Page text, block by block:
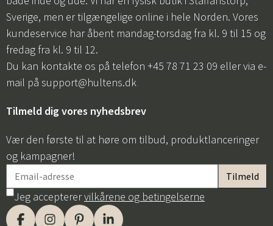
Sverige, men er tilgængelige online i hele Norden. Vores
kundeservice har åbent mandag-torsdag fra kl. 9 til 15 og
fredag fra kl. 9 til 12.
Du kan kontakte os på telefon +45 78 71 23 09 eller via e-
mail på support@hultens.dk
Tilmeld dig vores nyhedsbrev
Vær den første til at høre om tilbud, produktlanceringer
og kampagner!
Jeg accepterervilkårene og betingelserne